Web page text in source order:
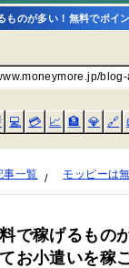
💻 💳 📈 🏦 💎 🔗
事一覧
で稼げるもの
お小遣いを稼